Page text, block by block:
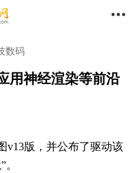

数码
用神经渲染等前沿
v13版，并公布了驱动该